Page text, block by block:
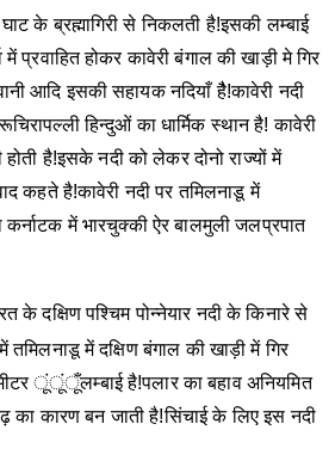
घाट के ब्रह्मागिरी से निकलती है!इसकी लम्बाई
में प्रवाहित होकर कावेरी बंगाल की खाड़ी मे गिर
आदि इसकी सहायक नदियाँ हैै!कावेरी नदी
हिन्दुओं का धार्मिक स्थान है! कावेरी
है!इसके नदी को लेकर दोनो राज्यों में
कहते है!कावेरी नदी पर तमिलनाडू में
में भारचुक्की ऐर बालमुली जलप्रपात
के दक्षिण पश्चिम पोन्नेयार नदी के किनारे से
तमिलनाडू में दक्षिण बंगाल की खाड़ी में गिर
ूंूंूँलम्बाई है!पलार का बहाव अनियमित
का कारण बन जाती है!सिंचाई के लिए इस नदी